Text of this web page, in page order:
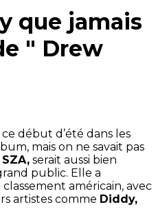
que jamais
" Drew
début d’été dans les
mais on ne savait pas
SZA, serait aussi bien
public. Elle a
américain, avec
artistes comme Diddy,